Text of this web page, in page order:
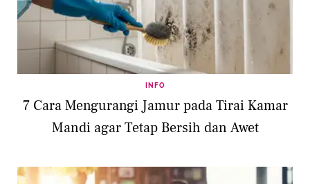
INFO
7 Cara Mengurangi Jamur pada Tirai Kamar
Mandi agar Tetap Bersih dan Awet